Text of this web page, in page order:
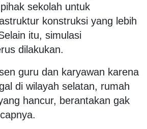
sekolah untuk
konstruksi yang lebih
itu, simulasi
dilakukan.
guru dan karyawan karena
di wilayah selatan, rumah
hancur, berantakan gak